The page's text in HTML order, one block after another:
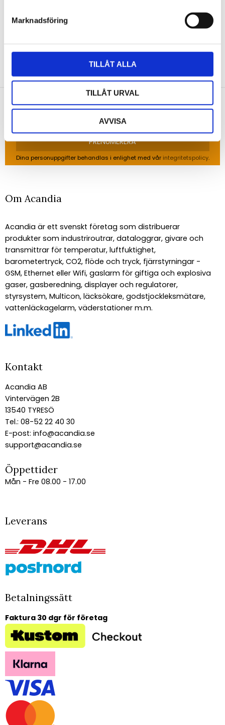
Marknadsföring
TILLÅT ALLA
TILLÅT URVAL
AVVISA
Anmäl dig till vårt nyhetsbrev och ta del av de
senaste nyheterna!
PRENUMERERA
Dina personuppgifter behandlas i enlighet med vår integritetspolicy.
Om Acandia
Acandia är ett svenskt företag som distribuerar
produkter som industriroutrar, dataloggrar, givare och
transmittrar för temperatur, luftfuktighet,
barometertryck, CO2, flöde och tryck, fjärrstyrningar -
GSM, Ethernet eller Wifi, gaslarm för giftiga och explosiva
gaser, gasberedning, displayer och regulatorer,
styrsystem, Multicon, läcksökare, godstjockleksmätare,
vattenläckagelarm, väderstationer m.m.
Kontakt
Acandia AB
Vintervägen 2B
13540 TYRESÖ
Tel.: 08-52 22 40 30
E-post: info@acandia.se
support@acandia.se
Öppettider
Mån - Fre 08.00 - 17.00
Leverans
Betalningssätt
Faktura 30 dgr för företag